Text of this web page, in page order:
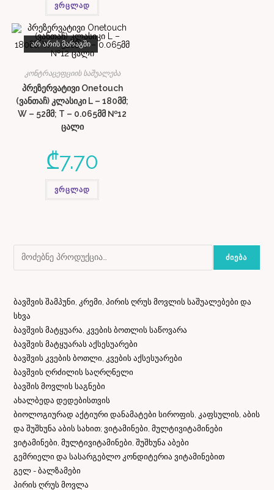
ვრცლად
ᲐᲠ ᲐᲠᲘᲡ ᲛᲐᲠᲐᲒᲨᲘ
კონტრაცეფციის საშუალება
პრეზერვატივი Onetouch
(ვანთაჩ) კლასიკი L – 180მმ;
W – 52მმ; T – 0.065მმ №12
ცალი
₾7.70
ვრცლად
ᲫᲘᲔᲑᲐ
ბავშვის შამპუნი, კრემი, პირის ღრუს მოვლის საშუალებები და
სხვა
ბავშვის მატყუარა, კვების ბოთლის საწოვარა
ბავშვის მატყუარას აქსესუარები
ბავშვის კვების ბოთლი, კვების აქსესუარები
ბავშვის ღრძილის საღრღნელი
ბავშის მოვლის საგნები
ახალბედა დედებისთვის
ბიოლოგიურად აქტიური დანამატები სიროფის, კაფსულის, აბის
და შუშხუნა აბის სახით; ვიტამინები, მულტივიტამინები
ვიტამინები, მულტივიტამინები, შუშხუნა აბები
გემრიელი და სასარგებლო კონდიტერია ვიტამინებით
გელ - ბალზამები
პირის ღრუს მოვლა